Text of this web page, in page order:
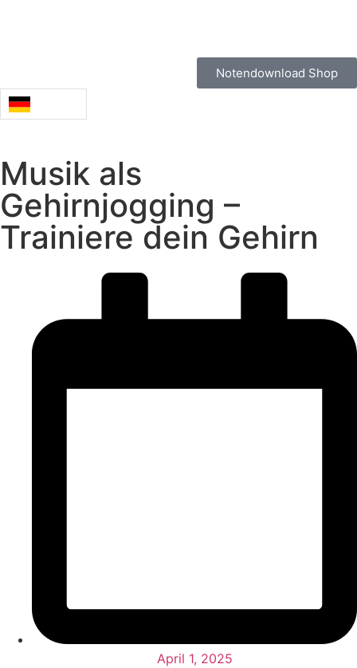
Notendownload Shop
Musik als
Gehirnjogging –
Trainiere dein Gehirn
April 1, 2025